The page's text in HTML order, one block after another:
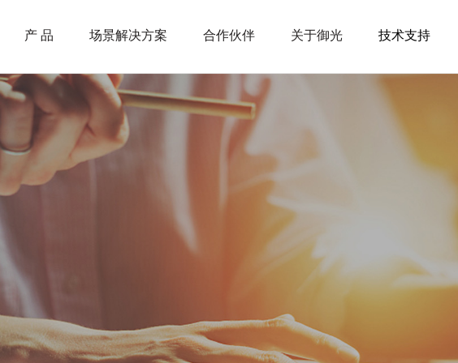
产 品 场景解决方案 合作伙伴 关于御光 技术支持